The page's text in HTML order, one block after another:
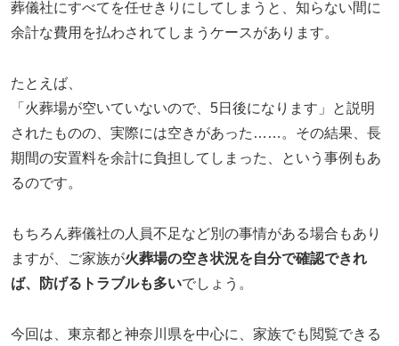
葬儀社にすべてを任せきりにしてしまうと、知らない間に
余計な費用を払わされてしまうケースがあります。
たとえば、
「火葬場が空いていないので、5日後になります」と説明
されたものの、実際には空きがあった……。その結果、長
期間の安置料を余計に負担してしまった、という事例もあ
るのです。
もちろん葬儀社の人員不足など別の事情がある場合もあり
ますが、ご家族が火葬場の空き状況を自分で確認できれ
ば、防げるトラブルも多いでしょう。
今回は、東京都と神奈川県を中心に、家族でも閲覧できる